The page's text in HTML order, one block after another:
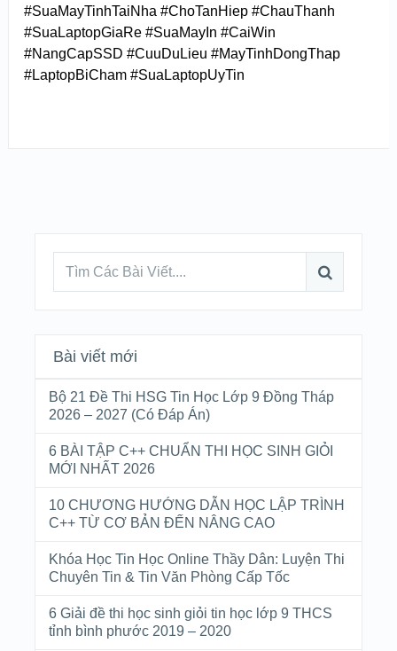
#SuaMayTinhTaiNha #ChoTanHiep #ChauThanh
#SuaLaptopGiaRe #SuaMayIn #CaiWin
#NangCapSSD #CuuDuLieu #MayTinhDongThap
#LaptopBiCham #SuaLaptopUyTin
Bài viết mới
Bộ 21 Đề Thi HSG Tin Học Lớp 9 Đồng Tháp
2026 – 2027 (Có Đáp Án)
6 BÀI TẬP C++ CHUẨN THI HỌC SINH GIỎI
MỚI NHẤT 2026
10 CHƯƠNG HƯỚNG DẪN HỌC LẬP TRÌNH
C++ TỪ CƠ BẢN ĐẾN NÂNG CAO
Khóa Học Tin Học Online Thầy Dân: Luyện Thi
Chuyên Tin & Tin Văn Phòng Cấp Tốc
6 Giải đề thi học sinh giỏi tin học lớp 9 THCS
tỉnh bình phước 2019 – 2020